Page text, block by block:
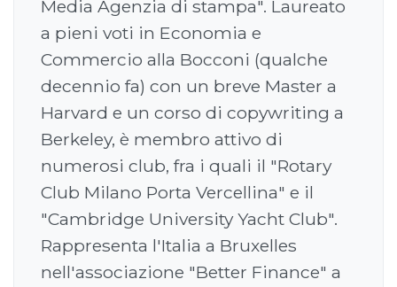
Media Agenzia di stampa". Laureato
a pieni voti in Economia e
Commercio alla Bocconi (qualche
decennio fa) con un breve Master a
Harvard e un corso di copywriting a
Berkeley, è membro attivo di
numerosi club, fra i quali il "Rotary
Club Milano Porta Vercellina" e il
"Cambridge University Yacht Club".
Rappresenta l'Italia a Bruxelles
nell'associazione "Better Finance" a